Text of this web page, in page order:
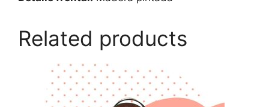
Related products